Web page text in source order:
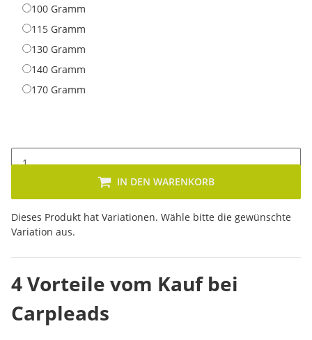
100 Gramm
115 Gramm
130 Gramm
140 Gramm
170 Gramm
IN DEN WARENKORB
x
Dieses Produkt hat Variationen. Wähle bitte die gewünschte
Variation aus.
4 Vorteile vom Kauf bei
Carpleads